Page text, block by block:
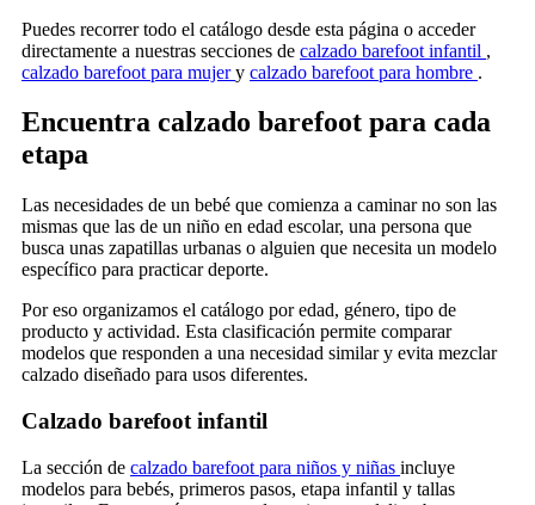
Puedes recorrer todo el catálogo desde esta página o acceder
directamente a nuestras secciones de calzado barefoot infantil ,
calzado barefoot para mujery calzado barefoot para hombre .
Encuentra calzado barefoot para cada
etapa
Las necesidades de un bebé que comienza a caminar no son las
mismas que las de un niño en edad escolar, una persona que
busca unas zapatillas urbanas o alguien que necesita un modelo
específico para practicar deporte.
Por eso organizamos el catálogo por edad, género, tipo de
producto y actividad. Esta clasificación permite comparar
modelos que responden a una necesidad similar y evita mezclar
calzado diseñado para usos diferentes.
Calzado barefoot infantil
La sección de calzado barefoot para niños y niñas incluye
modelos para bebés, primeros pasos, etapa infantil y tallas